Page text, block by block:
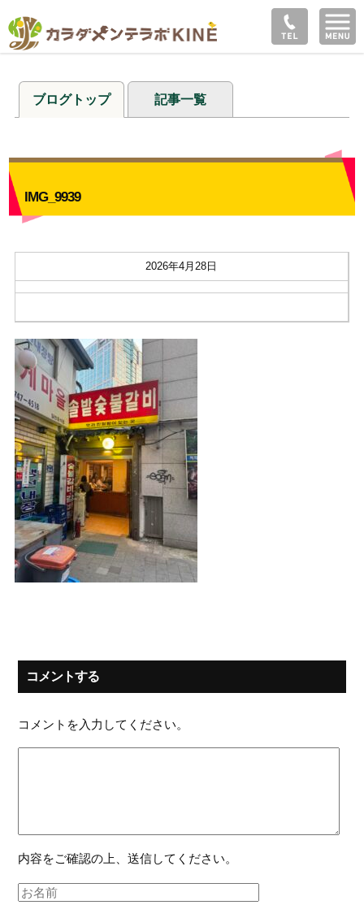
ブログトップ 記事一覧
IMG_9939
2026年4月28日
コメントする
コメントを入力してください。
内容をご確認の上、送信してください。